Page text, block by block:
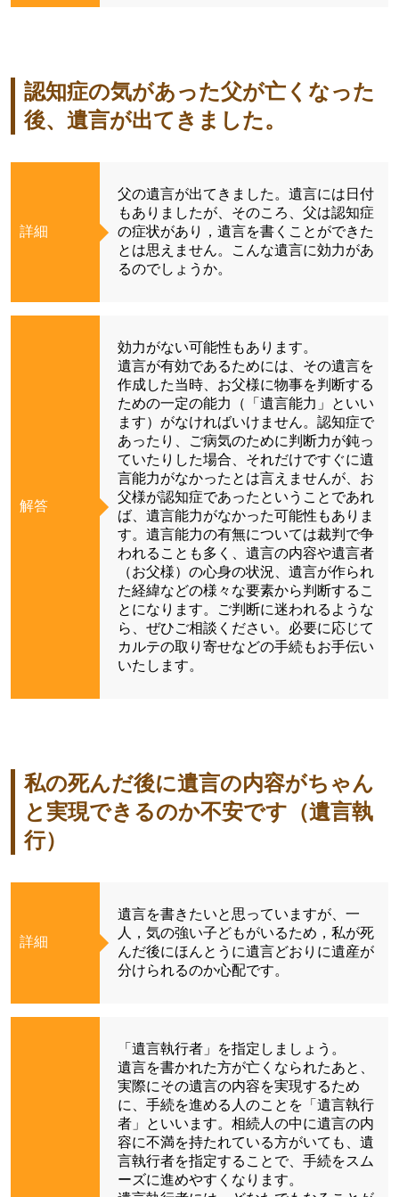
認知症の気があった父が亡くなった
後、遺言が出てきました。
詳細
父の遺言が出てきました。遺言には日付
もありましたが、そのころ、父は認知症
の症状があり，遺言を書くことができた
とは思えません。こんな遺言に効力があ
るのでしょうか。
解答
効力がない可能性もあります。
遺言が有効であるためには、その遺言を
作成した当時、お父様に物事を判断する
ための一定の能力（「遺言能力」といい
ます）がなければいけません。認知症で
あったり、ご病気のために判断力が鈍っ
ていたりした場合、それだけですぐに遺
言能力がなかったとは言えませんが、お
父様が認知症であったということであれ
ば、遺言能力がなかった可能性もありま
す。遺言能力の有無については裁判で争
われることも多く、遺言の内容や遺言者
（お父様）の心身の状況、遺言が作られ
た経緯などの様々な要素から判断するこ
とになります。ご判断に迷われるような
ら、ぜひご相談ください。必要に応じて
カルテの取り寄せなどの手続もお手伝い
いたします。
私の死んだ後に遺言の内容がちゃん
と実現できるのか不安です（遺言執
行）
詳細
遺言を書きたいと思っていますが、一
人，気の強い子どもがいるため，私が死
んだ後にほんとうに遺言どおりに遺産が
分けられるのか心配です。
「遺言執行者」を指定しましょう。
遺言を書かれた方が亡くなられたあと、
実際にその遺言の内容を実現するため
に、手続を進める人のことを「遺言執行
者」といいます。相続人の中に遺言の内
容に不満を持たれている方がいても、遺
言執行者を指定することで、手続をスム
ーズに進めやすくなります。